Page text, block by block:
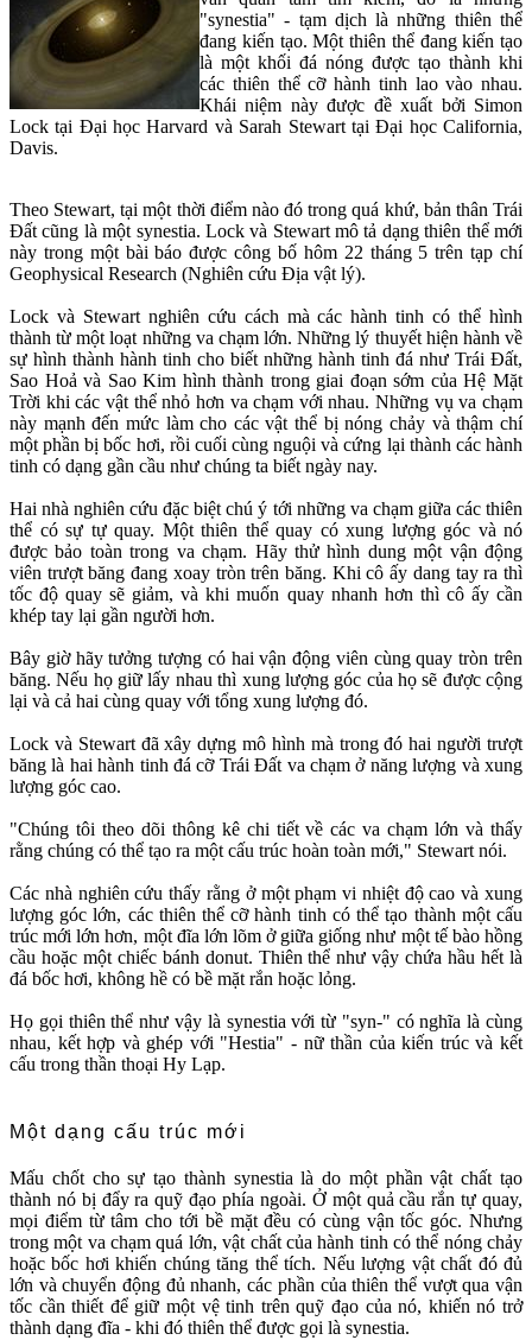
"synestia" - tạm dịch là những thiên thể
đang kiến tạo. Một thiên thể đang kiến tạo
là một khối đá nóng được tạo thành khi
các thiên thể cỡ hành tinh lao vào nhau.
Khái niệm này được đề xuất bởi Simon
Lock tại Đại học Harvard và Sarah Stewart tại Đại học California,
Davis.
Theo Stewart, tại một thời điểm nào đó trong quá khứ, bản thân Trái
Đất cũng là một synestia. Lock và Stewart mô tả dạng thiên thể mới
này trong một bài báo được công bố hôm 22 tháng 5 trên tạp chí
Geophysical Research (Nghiên cứu Địa vật lý).
Lock và Stewart nghiên cứu cách mà các hành tinh có thể hình
thành từ một loạt những va chạm lớn. Những lý thuyết hiện hành về
sự hình thành hành tinh cho biết những hành tinh đá như Trái Đất,
Sao Hoả và Sao Kim hình thành trong giai đoạn sớm của Hệ Mặt
Trời khi các vật thể nhỏ hơn va chạm với nhau. Những vụ va chạm
này mạnh đến mức làm cho các vật thể bị nóng chảy và thậm chí
một phần bị bốc hơi, rồi cuối cùng nguội và cứng lại thành các hành
tinh có dạng gần cầu như chúng ta biết ngày nay.
Hai nhà nghiên cứu đặc biệt chú ý tới những va chạm giữa các thiên
thể có sự tự quay. Một thiên thể quay có xung lượng góc và nó
được bảo toàn trong va chạm. Hãy thử hình dung một vận động
viên trượt băng đang xoay tròn trên băng. Khi cô ấy dang tay ra thì
tốc độ quay sẽ giảm, và khi muốn quay nhanh hơn thì cô ấy cần
khép tay lại gần người hơn.
Bây giờ hãy tưởng tượng có hai vận động viên cùng quay tròn trên
băng. Nếu họ giữ lấy nhau thì xung lượng góc của họ sẽ được cộng
lại và cả hai cùng quay với tổng xung lượng đó.
Lock và Stewart đã xây dựng mô hình mà trong đó hai người trượt
băng là hai hành tinh đá cỡ Trái Đất va chạm ở năng lượng và xung
lượng góc cao.
"Chúng tôi theo dõi thông kê chi tiết về các va chạm lớn và thấy
rằng chúng có thể tạo ra một cấu trúc hoàn toàn mới," Stewart nói.
Các nhà nghiên cứu thấy rằng ở một phạm vi nhiệt độ cao và xung
lượng góc lớn, các thiên thể cỡ hành tinh có thể tạo thành một cấu
trúc mới lớn hơn, một đĩa lớn lõm ở giữa giống như một tế bào hồng
cầu hoặc một chiếc bánh donut. Thiên thể như vậy chứa hầu hết là
đá bốc hơi, không hề có bề mặt rắn hoặc lỏng.
Họ gọi thiên thể như vậy là synestia với từ "syn-" có nghĩa là cùng
nhau, kết hợp và ghép với "Hestia" - nữ thần của kiến trúc và kết
cấu trong thần thoại Hy Lạp.
Một dạng cấu trúc mới
Mấu chốt cho sự tạo thành synestia là do một phần vật chất tạo
thành nó bị đẩy ra quỹ đạo phía ngoài. Ở một quả cầu rắn tự quay,
mọi điểm từ tâm cho tới bề mặt đều có cùng vận tốc góc. Nhưng
trong một va chạm quá lớn, vật chất của hành tinh có thể nóng chảy
hoặc bốc hơi khiến chúng tăng thể tích. Nếu lượng vật chất đó đủ
lớn và chuyển động đủ nhanh, các phần của thiên thể vượt qua vận
tốc cần thiết để giữ một vệ tinh trên quỹ đạo của nó, khiến nó trở
thành dạng đĩa - khi đó thiên thể được gọi là synestia.